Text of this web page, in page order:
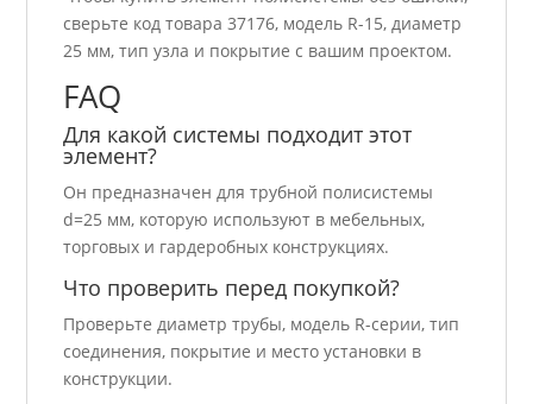
сверьте код товара 37176, модель R-15, диаметр
25 мм, тип узла и покрытие с вашим проектом.
FAQ
Для какой системы подходит этот
элемент?
Он предназначен для трубной полисистемы
d=25 мм, которую используют в мебельных,
торговых и гардеробных конструкциях.
Что проверить перед покупкой?
Проверьте диаметр трубы, модель R-серии, тип
соединения, покрытие и место установки в
конструкции.